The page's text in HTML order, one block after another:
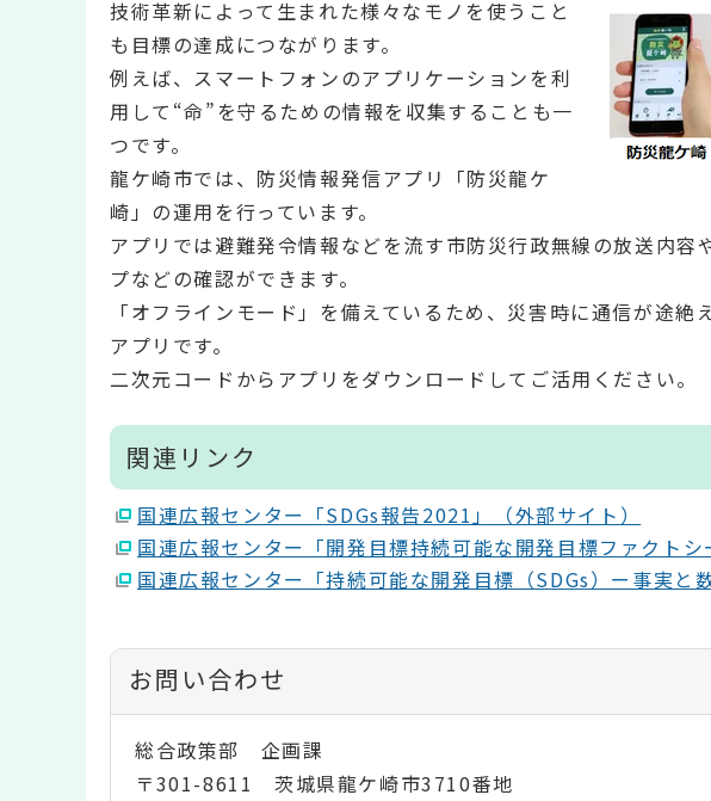
技術革新によって生まれた様々なモノを使うこと
も目標の達成につながります。
例えば、スマートフォンのアプリケーションを利
用して“命”を守るための情報を収集することも一
つです。
龍ケ崎市では、防災情報発信アプリ「防災龍ケ
崎」の運用を行っています。
アプリでは避難発令情報などを流す市防災行政無線の放送内容
プなどの確認ができます。
「オフラインモード」を備えているため、災害時に通信が途
アプリです。
二次元コードからアプリをダウンロードしてご活用ください。
関連リンク
国連広報センター「SDGs報告2021」（外部サイト）
国連広報センター「開発目標持続可能な開発目標ファクト
国連広報センター「持続可能な開発目標（SDGs）ー事実と
お問い合わせ
総合政策部 企画課
〒301-8611 茨城県龍ケ崎市3710番地